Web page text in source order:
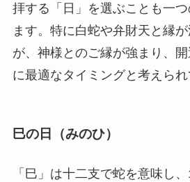
拝する「日」を選ぶことも一
ます。特に白蛇や弁財天と縁
が、神様とのご縁が強まり、
に最適なタイミングと考えられ
巳の日（みのひ）
「巳」は十二支で蛇を意味し